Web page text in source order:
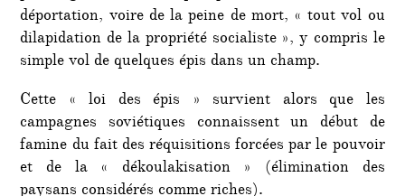
déportation, voire de la peine de mort, « tout vol ou
dilapidation de la propriété socialiste », y compris le
simple vol de quelques épis dans un champ.
Cette « loi des épis » survient alors que les
campagnes soviétiques connaissent un début de
famine du fait des réquisitions forcées par le pouvoir
et de la « dékoulakisation » (élimination des